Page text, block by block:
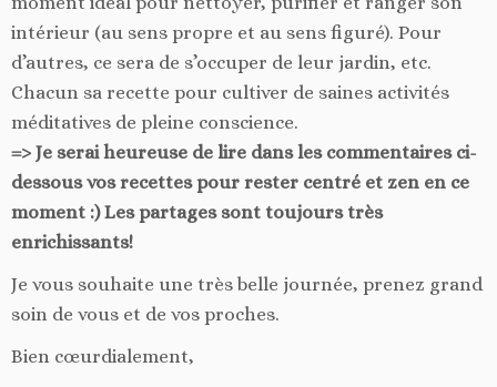
intérieur (au sens propre et au sens figuré). Pour
d’autres, ce sera de s’occuper de leur jardin, etc.
Chacun sa recette pour cultiver de saines activités
méditatives de pleine conscience.
=> Je serai heureuse de lire dans les commentaires ci-
dessous vos recettes pour rester centré et zen en ce
moment :) Les partages sont toujours très
enrichissants!
Je vous souhaite une très belle journée, prenez grand
soin de vous et de vos proches.
Bien cœurdialement,